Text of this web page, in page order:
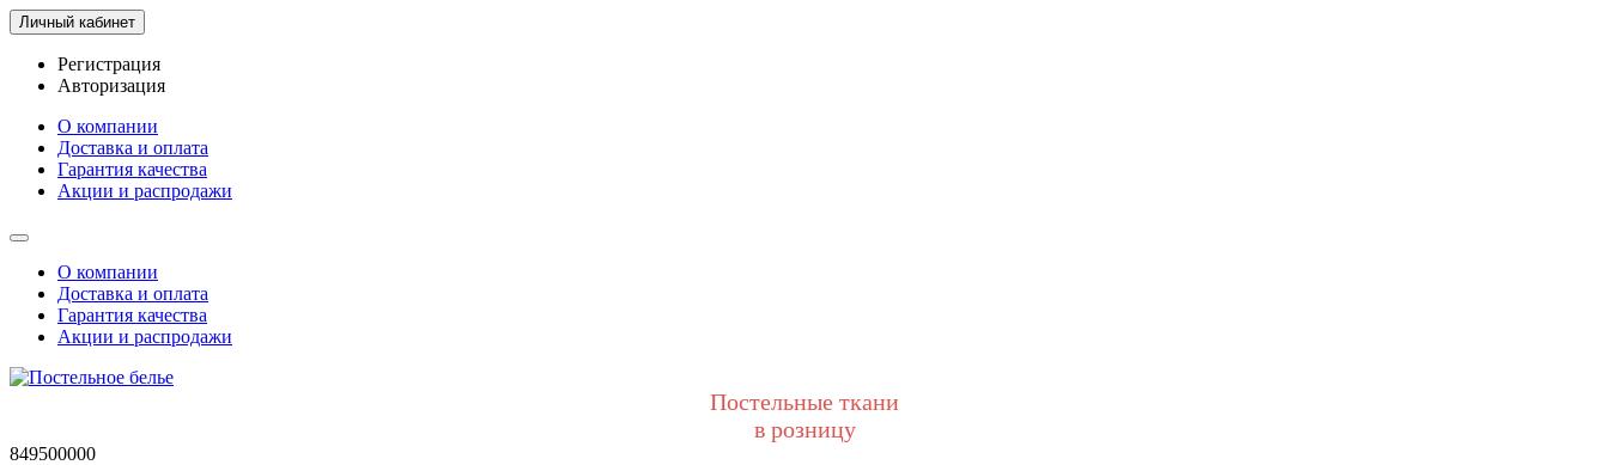
Личный кабинет
Регистрация
Авторизация
О компании
Доставка и оплата
Гарантия качества
Акции и распродажи
О компании
Доставка и оплата
Гарантия качества
Акции и распродажи
Постельные ткани
в розницу
849500000